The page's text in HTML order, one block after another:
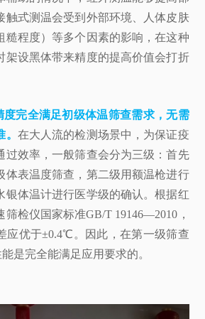
触式测温会受到外部环境、人体皮肤
糙程度）等多个因素的影响，在这种
架设黑体带来精度的提高价值会打折
完全满足初级体温筛查需求，无需
在大人流的检测场景中，为保证疫
过效率，一般筛查会分为三级：首先
体表温度筛查，第二级用额温枪进行
银体温计进行医学级的确认。根据红
检仪国家标准GB/T 19146—2010，
应优于±0.4℃。因此，在第一级筛查
是完全能满足应用要求的。